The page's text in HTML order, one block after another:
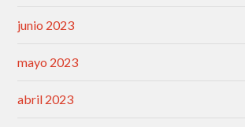
junio 2023
mayo 2023
abril 2023